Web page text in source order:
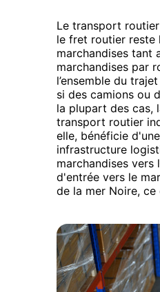
Le transport
le fret routier reste
marchandises tant
marchandises par
l’ensemble du
si des camions ou
la plupart des cas,
transport routier
elle, bénéficie
infrastructure
marchandises vers
d'entrée vers le
de la mer Noire,